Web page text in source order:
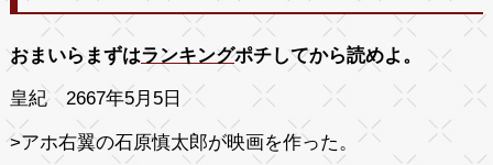
おまいらまずはランキングポチしてから読めよ。
皇紀 2667年5月5日
>アホ右翼の石原慎太郎が映画を作った。